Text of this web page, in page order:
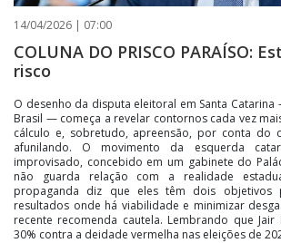
14/04/2026 | 07:00
COLUNA DO PRISCO PARAÍSO:
risco
O desenho da disputa eleitoral em Santa
Brasil — começa a revelar contornos cada vez
cálculo e, sobretudo, apreensão, por conta do
afunilando. O movimento da esquerda
improvisado, concebido em um gabinete do
não guarda relação com a realidade
propaganda diz que eles têm dois objetivos
resultados onde há viabilidade e minimizar
recente recomenda cautela. Lembrando que
30% contra a deidade vermelha nas eleições de